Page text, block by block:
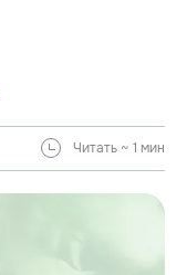
Читать ~ 1 мин